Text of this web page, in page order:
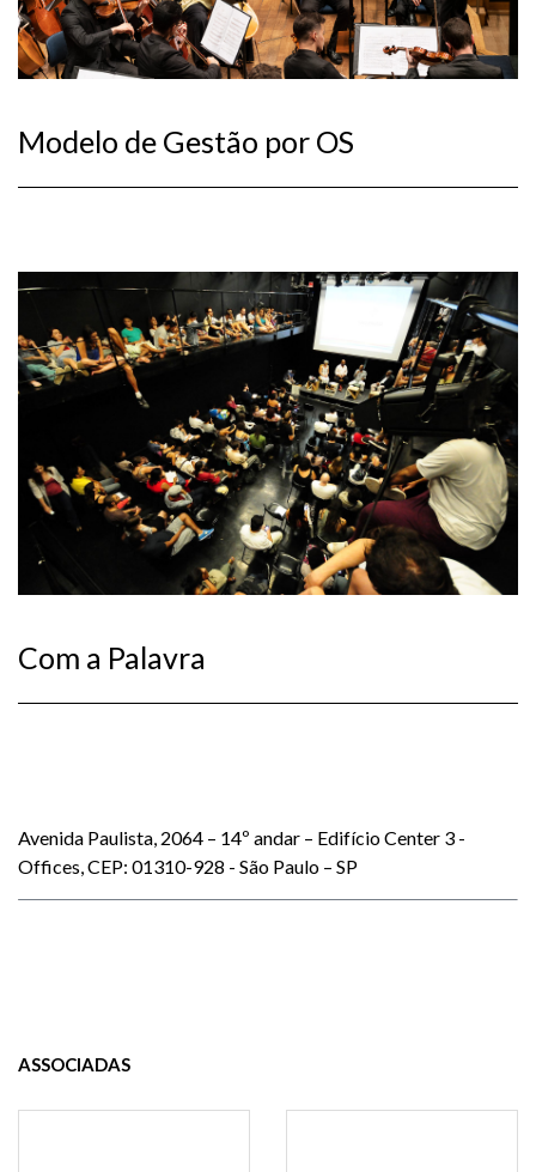
Modelo de Gestão por OS
Com a Palavra
Avenida Paulista, 2064 – 14º andar – Edifício Center 3 -
Offices, CEP: 01310-928 - São Paulo – SP
ASSOCIADAS